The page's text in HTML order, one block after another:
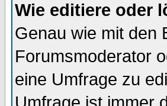
Wie editiere oder
Genau wie mit den
Forumsmoderator
eine Umfrage zu